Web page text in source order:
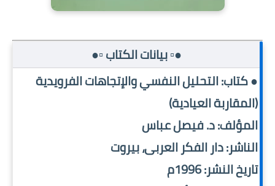
●▫️ بيانات الكتاب ▫️●
● كتاب: التحليل النفسي والإتجاهات الفرويدية
(المقاربة العيادية)
المؤلف: د. فيصل عباس
الناشر: دار الفكر العربى، بيروت
تاريخ النشر: 1996م